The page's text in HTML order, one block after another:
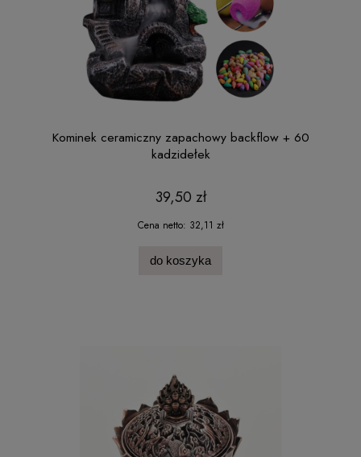
Kominek ceramiczny zapachowy backflow + 60
kadzidełek
39,50 zł
Cena netto: 32,11 zł
do koszyka